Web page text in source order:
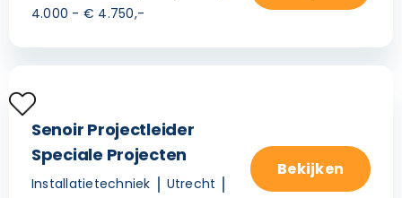
4.000 - € 4.750,-
Senoir Projectleider
Speciale Projecten
Installatietechniek
Utrecht
Bekijken